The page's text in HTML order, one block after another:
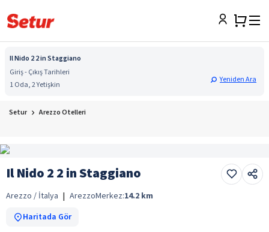
Il Nido 2 2 in Staggiano
Giriş - Çıkış Tarihleri
1 Oda, 2 Yetişkin
Yeniden Ara
Setur Arezzo Otelleri
Il Nido 2 2 in Staggiano
Arezzo / İtalya | ArezzoMerkez:14.2 km
Haritada Gör